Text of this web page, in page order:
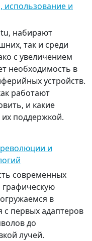
использование и
набирают
так и среди
с увеличением
необходимость в
устройств.
работают
и какие
поддержкой.
и
современных
в
с первых адаптеров
до
лучей.